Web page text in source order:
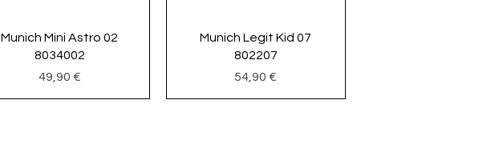
Vista rápida
Munich Mini Astro 02
8034002
Precio
49,90 €
Vista rápida
Munich Legit Kid 07
802207
Precio
54,90 €